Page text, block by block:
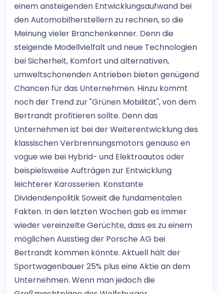
einem ansteigenden Entwicklungsaufwand bei
den Automobilherstellern zu rechnen, so die
Meinung vieler Branchenkenner. Denn die
steigende Modellvielfalt und neue Technologien
bei Sicherheit, Komfort und alternativen,
umweltschonenden Antrieben bieten genügend
Chancen für das Unternehmen. Hinzu kommt
noch der Trend zur "Grünen Mobilität", von dem
Bertrandt profitieren sollte. Denn das
Unternehmen ist bei der Weiterentwicklung des
klassischen Verbrennungsmotors genauso en
vogue wie bei Hybrid- und Elektroautos oder
beispielsweise Aufträgen zur Entwicklung
leichterer Karosserien. Konstante
Dividendenpolitik Soweit die fundamentalen
Fakten. In den letzten Wochen gab es immer
wieder vereinzelte Gerüchte, dass es zu einem
möglichen Ausstieg der Porsche AG bei
Bertrandt kommen könnte. Aktuell hält der
Sportwagenbauer 25% plus eine Aktie an dem
Unternehmen. Wenn man jedoch die